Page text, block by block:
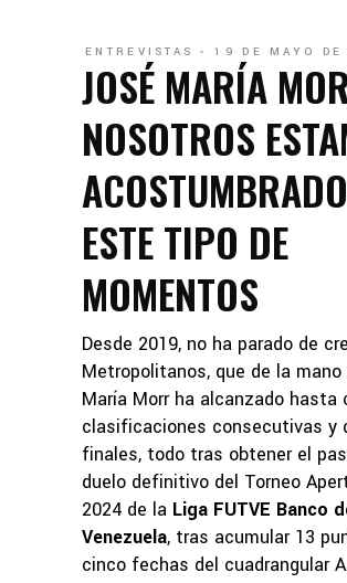
ENTREVISTAS 19 DE MAYO
JOSÉ MARÍA
NOSOTROS
ESTE TIPO DE
MOMENTOS
Desde 2019, no ha parado de
Metropolitanos, que de la
María Morr ha alcanzado hasta
clasificaciones consecutivas y
finales, todo tras obtener el
duelo definitivo del Torneo
2024 de la Liga FUTVE Banco
Venezuela, tras acumular 13
cinco fechas del cuadrangular